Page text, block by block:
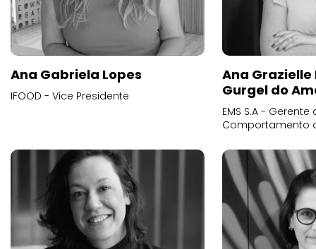
Ana Gabriela Lopes
IFOOD - Vice Presidente
Ana
Gurgel do
EMS S.A -
Comportamento